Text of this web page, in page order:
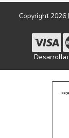
Copyright 2026